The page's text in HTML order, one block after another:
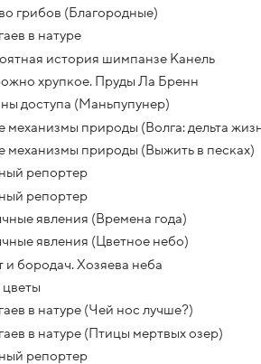
грибов (Благородные)
в натуре
история шимпанзе Канель
хрупкое. Пруды Ла Бренн
доступа (Маньпупунер)
механизмы природы (Волга: дельта
механизмы природы (Выжить в песках)
репортер
репортер
явления (Времена года)
явления (Цветное небо)
и бородач. Хозяева неба
в натуре (Чей нос лучше?)
в натуре (Птицы мертвых озер)
репортер